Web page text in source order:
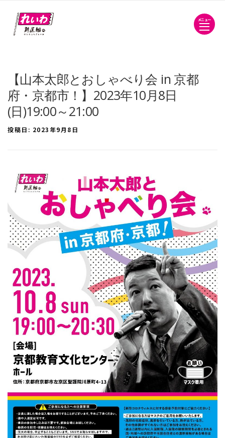
メニュー
【山本太郎とおしゃべり会 in 京都
府・京都市！】2023年10月8日
(日)19:00～21:00
投稿日: 2023年9月8日